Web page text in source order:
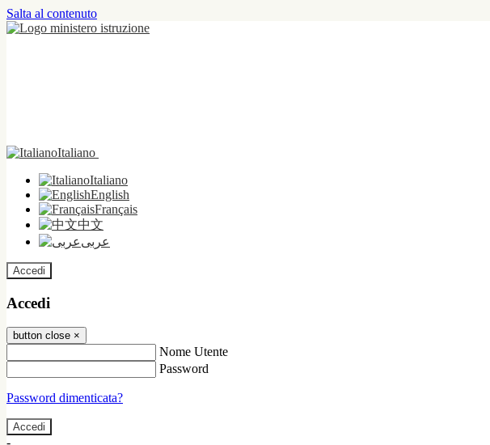
Salta al contenuto
Italiano
Italiano
English
Français
中文
عربى
Accedi
Accedi
button close ×
Nome Utente
Password
Password dimenticata?